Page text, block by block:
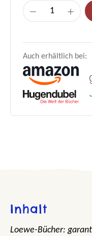
Produkt
Auch erhältlich bei:
Inhalt
Loewe-Bücher: